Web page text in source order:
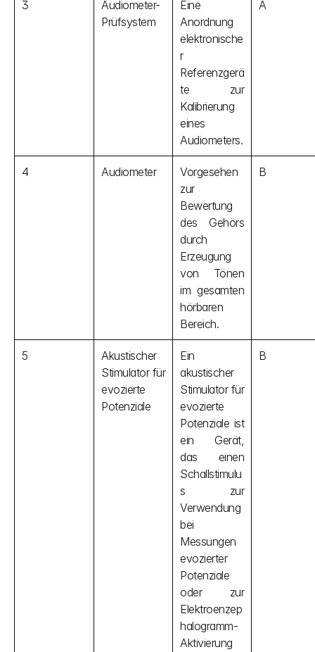
3
Audiometer-
Prüfsystem
Eine
Anordnung
elektronische
r
Referenzgerä
te zur
Kalibrierung
eines
Audiometers.
A
4 Audiometer
Vorgesehen
zur
Bewertung
des Gehörs
durch
Erzeugung
von Tönen
im gesamten
hörbaren
Bereich.
B
5
Akustischer
Stimulator für
evozierte
Potenziale
Ein
akustischer
Stimulator für
evozierte
Potenziale ist
ein Gerät,
das einen
Schallstimulu
s zur
Verwendung
bei
Messungen
evozierter
Potenziale
oder zur
Elektroenzep
halogramm-
Aktivierung
B